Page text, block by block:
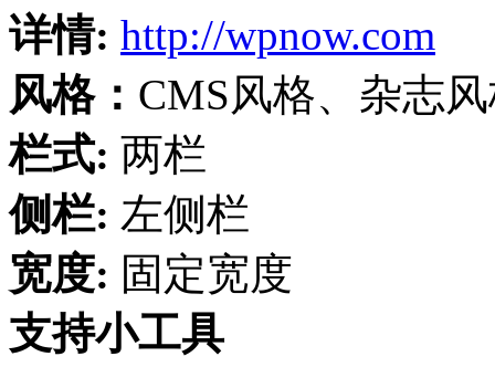
详情: http://wpnow.com
风格： CMS风格、杂志
栏式: 两栏
侧栏: 左侧栏
宽度: 固定宽度
支持小工具